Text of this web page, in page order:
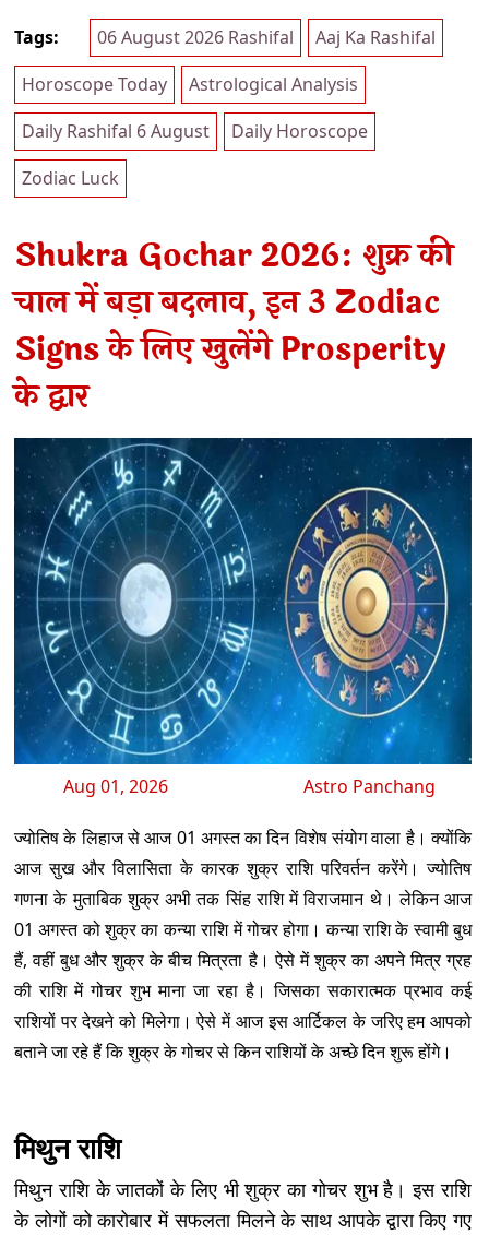
Tags: 06 August 2026 Rashifal
Aaj Ka Rashifal
Horoscope Today
Astrological Analysis
Daily Rashifal 6 August
Daily Horoscope
Zodiac Luck
Shukra Gochar 2026: शुक्र की
चाल में बड़ा बदलाव, इन 3 Zodiac
Signs के लिए खुलेंगे Prosperity
के द्वार
Aug 01, 2026 Astro Panchang
ज्योतिष के लिहाज से आज 01 अगस्त का दिन विशेष संयोग वाला है। क्योंकि
आज सुख और विलासिता के कारक शुक्र राशि परिवर्तन करेंगे। ज्योतिष
गणना के मुताबिक शुक्र अभी तक सिंह राशि में विराजमान थे। लेकिन आज
01 अगस्त को शुक्र का कन्या राशि में गोचर होगा। कन्या राशि के स्वामी बुध
हैं, वहीं बुध और शुक्र के बीच मित्रता है। ऐसे में शुक्र का अपने मित्र ग्रह
की राशि में गोचर शुभ माना जा रहा है। जिसका सकारात्मक प्रभाव कई
राशियों पर देखने को मिलेगा। ऐसे में आज इस आर्टिकल के जरिए हम आपको
बताने जा रहे हैं कि शुक्र के गोचर से किन राशियों के अच्छे दिन शुरू होंगे।
मिथुन राशि
मिथुन राशि के जातकों के लिए भी शुक्र का गोचर शुभ है। इस राशि
के लोगों को कारोबार में सफलता मिलने के साथ आपके द्वारा किए गए